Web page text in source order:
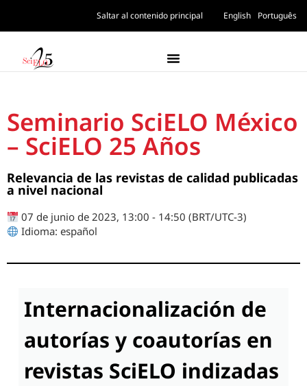
Saltar al contenido principal English Português
Seminario SciELO México
– SciELO 25 Años​
Relevancia de las revistas de calidad publicadas
a nivel nacional
07 de junio de 2023, 13:00 - 14:50 (BRT/UTC-3)
Idioma: español
Internacionalización de
autorías y coautorías en
revistas SciELO indizadas